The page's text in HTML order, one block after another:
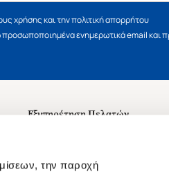
την παροχή
χρήσης και την πολιτική απορρήτου
ενημερωτικά email και
Εξυπηρέτηση Πελατών